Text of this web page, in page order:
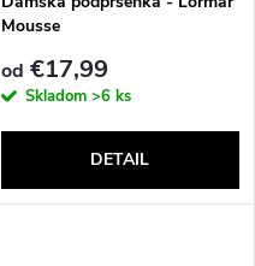
Mousse
od €17,99
Skladom >6 ks
DETAIL